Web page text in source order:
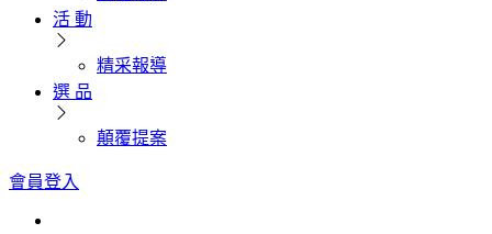
活 動
精采報導
選 品
顛覆提案
會員登入